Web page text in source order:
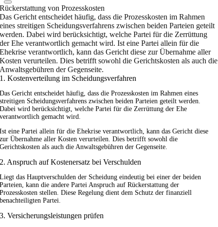
Rückerstattung von Prozesskosten
Das Gericht entscheidet häufig, dass die Prozesskosten im Rahmen
eines streitigen Scheidungsverfahrens zwischen beiden Parteien geteilt
werden. Dabei wird berücksichtigt, welche Partei für die Zerrüttung
der Ehe verantwortlich gemacht wird. Ist eine Partei allein für die
Ehekrise verantwortlich, kann das Gericht diese zur Übernahme aller
Kosten verurteilen. Dies betrifft sowohl die Gerichtskosten als auch die
Anwaltsgebühren der Gegenseite.
1. Kostenverteilung im Scheidungsverfahren
Das Gericht entscheidet häufig, dass die Prozesskosten im Rahmen eines
streitigen Scheidungsverfahrens zwischen beiden Parteien geteilt werden.
Dabei wird berücksichtigt, welche Partei für die Zerrüttung der Ehe
verantwortlich gemacht wird.
Ist eine Partei allein für die Ehekrise verantwortlich, kann das Gericht diese
zur Übernahme aller Kosten verurteilen. Dies betrifft sowohl die
Gerichtskosten als auch die Anwaltsgebühren der Gegenseite.
2. Anspruch auf Kostenersatz bei Verschulden
Liegt das Hauptverschulden der Scheidung eindeutig bei einer der beiden
Parteien, kann die andere Partei Anspruch auf Rückerstattung der
Prozesskosten stellen. Diese Regelung dient dem Schutz der finanziell
benachteiligten Partei.
3. Versicherungsleistungen prüfen